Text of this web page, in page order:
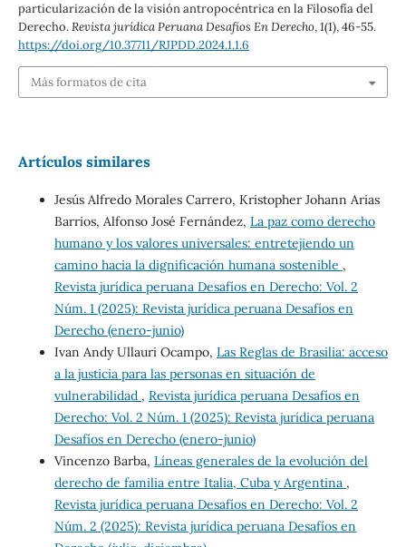
particularización de la visión antropocéntrica en la Filosofía del
Derecho.Revista jurídica Peruana Desafíos En Derecho,1(1), 46-55.
https://doi.org/10.37711/RJPDD.2024.1.1.6
Más formatos de cita
Artículos similares
Jesús Alfredo Morales Carrero, Kristopher Johann Arias
Barrios, Alfonso José Fernández, La paz como derecho
humano y los valores universales: entretejiendo un
camino hacia la dignificación humana sostenible ,
Revista jurídica peruana Desafíos en Derecho: Vol. 2
Núm. 1 (2025): Revista jurídica peruana Desafíos en
Derecho (enero-junio)
Ivan Andy Ullauri Ocampo, Las Reglas de Brasilia: acceso
a la justicia para las personas en situación de
vulnerabilidad , Revista jurídica peruana Desafíos en
Derecho: Vol. 2 Núm. 1 (2025): Revista jurídica peruana
Desafíos en Derecho (enero-junio)
Vincenzo Barba, Líneas generales de la evolución del
derecho de familia entre Italia, Cuba y Argentina ,
Revista jurídica peruana Desafíos en Derecho: Vol. 2
Núm. 2 (2025): Revista jurídica peruana Desafíos en